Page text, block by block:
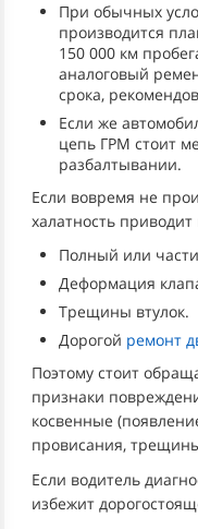
При обычных
производится
150 000 км
аналоговый
срока,
Если же
цепь ГРМ стоит
разбалтывании.
Если вовремя не
халатность
Полный или
Деформация
Трещины втулок.
Дорогой ремонт
Поэтому стоит
признаки
косвенные
провисания,
Если водитель
избежит